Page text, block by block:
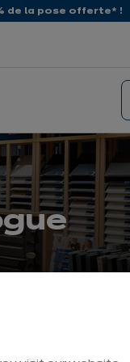
de la pose offerte* !